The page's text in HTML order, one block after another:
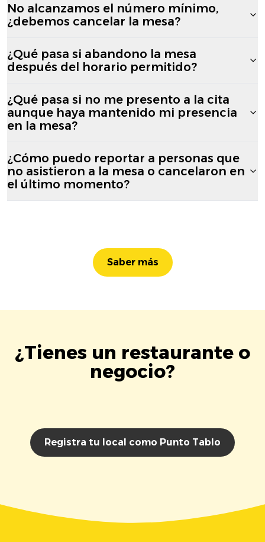
No alcanzamos el número mínimo,
¿debemos cancelar la mesa?
¿Qué pasa si abandono la mesa
después del horario permitido?
¿Qué pasa si no me presento a la cita
aunque haya mantenido mi presencia
en la mesa?
¿Cómo puedo reportar a personas que
no asistieron a la mesa o cancelaron en
el último momento?
Saber más
¿Tienes un restaurante o
negocio?
Registra tu local como Punto Tablo